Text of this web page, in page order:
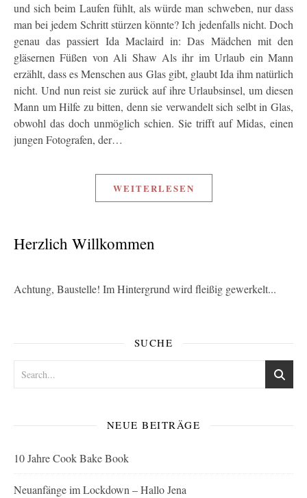
und sich beim Laufen fühlt, als würde man schweben, nur dass
man bei jedem Schritt stürzen könnte? Ich jedenfalls nicht. Doch
genau das passiert Ida Maclaird in: Das Mädchen mit den
gläsernen Füßen von Ali Shaw Als ihr im Urlaub ein Mann
erzählt, dass es Menschen aus Glas gibt, glaubt Ida ihm natürlich
nicht. Und nun reist sie zurück auf ihre Urlaubsinsel, um diesen
Mann um Hilfe zu bitten, denn sie verwandelt sich selbt in Glas,
obwohl das doch unmöglich schien. Sie trifft auf Midas, einen
jungen Fotografen, der…
WEITERLESEN
Herzlich Willkommen
Achtung, Baustelle! Im Hintergrund wird fleißig gewerkelt...
SUCHE
NEUE BEITRÄGE
10 Jahre Cook Bake Book
Neuanfänge im Lockdown – Hallo Jena